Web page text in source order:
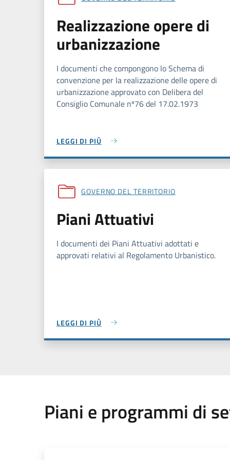
Realizzazione opere di
urbanizzazione
I documenti che compongono lo Schema di
convenzione per la realizzazione delle opere di
urbanizzazione approvato con Delibera del
Consiglio Comunale nº76 del 17.02.1973
LEGGI DI PIÙ
GOVERNO DEL TERRITORIO
Piani Attuativi
I documenti dei Piani Attuativi adottati e
approvati relativi al Regolamento Urbanistico.
LEGGI DI PIÙ
Piani e programmi di